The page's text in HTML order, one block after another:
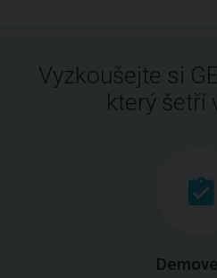
Vyzkoušejte si
který šetří